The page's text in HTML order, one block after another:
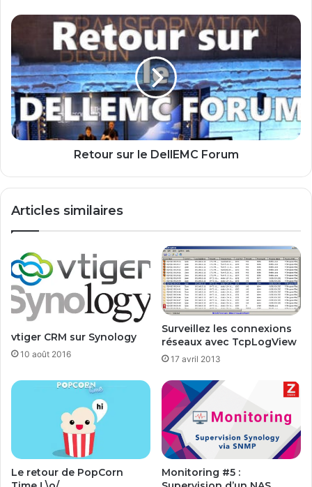
c
l
e
m
e
n
t
s
B
r
p
r
é
a
r
r
p
l
R
t
o
u
r
s
u
r
l
C
F
o
r
m
Retour sur le DellEMC Forum
Articles similaires
vtiger CRM sur Synology
10 août 2016
Surveillez les connexions
réseaux avec TcpLogView
17 avril 2013
Le retour de PopCorn
Monitoring #5 :